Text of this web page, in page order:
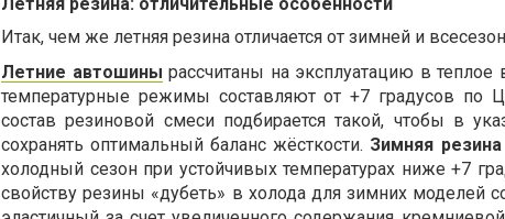
Итак, чем же летняя резина отличается от зимней и
Летние автошины рассчитаны на эксплуатацию в теплое
температурные режимы составляют от +7 градусов по
состав резиновой смеси подбирается такой, чтобы в
сохранять оптимальный баланс жёсткости. Зимняя резина
холодный сезон при устойчивых температурах ниже +7
свойству резины «дубеть» в холода для зимних моделей